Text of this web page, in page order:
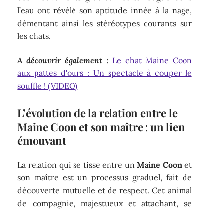
l’eau ont révélé son aptitude innée à la nage,
démentant ainsi les stéréotypes courants sur
les chats.
A découvrir également : Le chat Maine Coon
aux pattes d'ours : Un spectacle à couper le
souffle ! (VIDEO)
L’évolution de la relation entre le
Maine Coon et son maître : un lien
émouvant
La relation qui se tisse entre unMaine Coon et
son maître est un processus graduel, fait de
découverte mutuelle et de respect. Cet animal
de compagnie, majestueux et attachant, se